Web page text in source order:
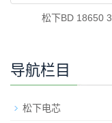
松下BD 18650 3
导航栏目
松下电芯